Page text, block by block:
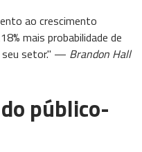
ao crescimento
mais probabilidade de
seu setor." — Brandon Hall
público-